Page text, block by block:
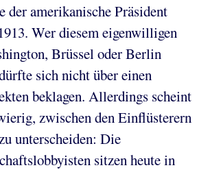
der amerikanische Präsident
Wer diesem eigenwilligen
Brüssel oder Berlin
sich nicht über einen
beklagen. Allerdings scheint
zwischen den Einflüsterern
unterscheiden: Die
sitzen heute in